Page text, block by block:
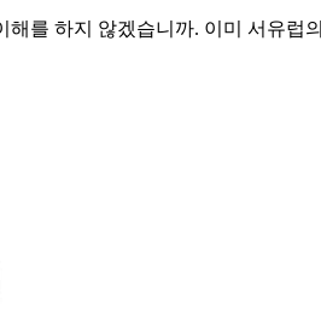
를 하지 않겠습니까. 이미 서유럽